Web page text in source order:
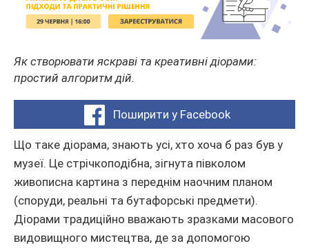
Як створювати яскраві та креативні діорами:
простий алгоритм дій.
Поширити у Facebook
Що таке діорама, знають усі, хто хоча б раз був у
музеї. Це стрічкоподібна, зігнута півколом
живописна картина з переднім наочним планом
(споруди, реальні та бутафорські предмети).
Діорами традиційно вважають зразками масового
видовищного мистецтва, де за допомогою